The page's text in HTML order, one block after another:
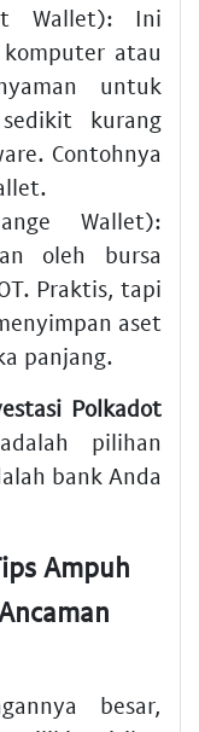
Wallet): Ini
atau
untuk
kurang
Contohnya
Wallet):
oleh bursa
Praktis, tapi
aset
panjang.
Polkadot
pilihan
bank Anda
Ampuh
besar,